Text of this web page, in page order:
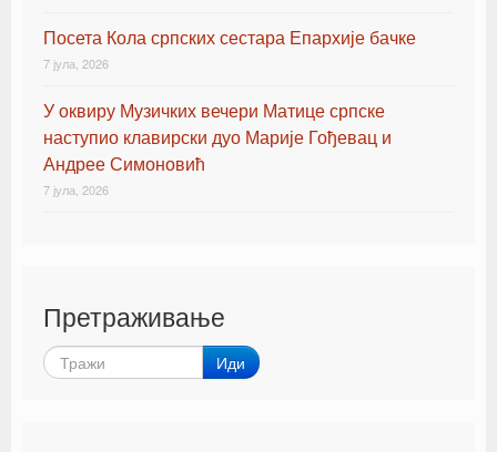
Посета Кола српских сестара Епархије бачке
7 јула, 2026
У оквиру Музичких вечери Матице српске
наступио клавирски дуо Марије Гођевац и
Андрее Симоновић
7 јула, 2026
Претраживање
Иди